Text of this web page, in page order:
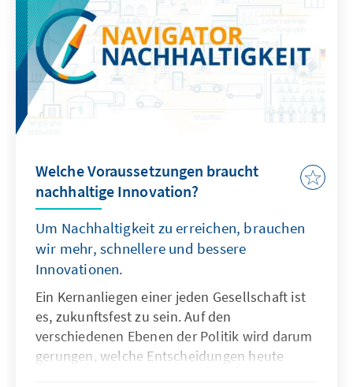
Welche Voraussetzungen braucht
nachhaltige Innovation?
Um Nachhaltigkeit zu erreichen, brauchen
wir mehr, schnellere und bessere
Innovationen.
Ein Kernanliegen einer jeden Gesellschaft ist
es, zukunftsfest zu sein. Auf den
verschiedenen Ebenen der Politik wird darum
gerungen, welche Entscheidungen heute